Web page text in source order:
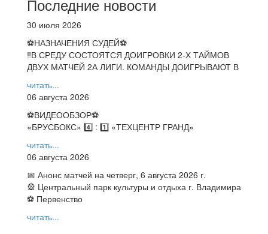
Последние новости
30 июля 2026
⚽НАЗНАЧЕНИЯ СУДЕЙ⚽
‼В СРЕДУ СОСТОЯТСЯ ДОИГРОВКИ 2-Х ТАЙМОВ
ДВУХ МАТЧЕЙ 2А ЛИГИ. КОМАНДЫ ДОИГРЫВАЮТ В
читать...
06 августа 2026
⚽️ВИДЕООБЗОР⚽️
«БРУСБОКС» 4️⃣ : 1️⃣ «ТЕХЦЕНТР ГРАНД»
читать...
06 августа 2026
📅 Анонс матчей на четверг, 6 августа 2026 г.
🎡 Центральный парк культуры и отдыха г. Владимира
⚽ Первенство
читать...